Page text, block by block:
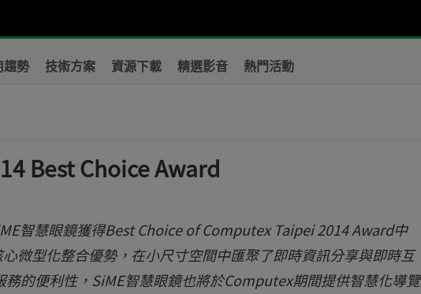
趨勢 技術方案 資源下載 精選影音 熱門活動
Best Choice Award
智慧眼鏡獲得Best Choice of Computex Taipei 2014 Award中
微型化整合優勢，在小尺寸空間中匯聚了即時資訊分享與即時互
的便利性，SiME智慧眼鏡也將於Computex期間提供智慧化導覽